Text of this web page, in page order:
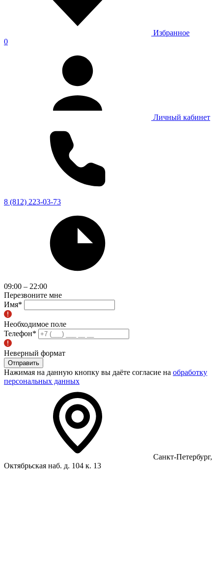
Избранное
0
Личный кабинет
8 (812) 223-03-73
09:00 – 22:00
Перезвоните мне
Имя*
Необходимое поле
Телефон*
Неверный формат
Отправить
Нажимая на данную кнопку вы даёте согласие на обработку
персональных данных
Санкт-Петербург,
Октябрьская наб. д. 104 к. 13